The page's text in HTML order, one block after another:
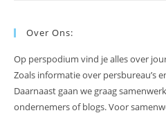
Over Ons:
Op perspodium vind je alles over
Zoals informatie over persbureau’s
Daarnaast gaan we graag
ondernemers of blogs. Voor